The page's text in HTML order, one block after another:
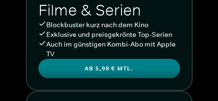
Filme & Serien
Blockbuster kurz nach dem Kino
Exklusive und preisgekrönte Top-Serien
Auch im günstigen Kombi-Abo mit Apple
TV
AB 5,98 € MTL.